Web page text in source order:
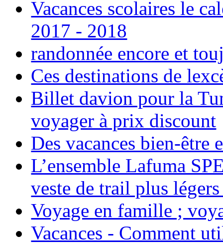
Vacances scolaires le
2017 - 2018
randonnée encore et
Ces destinations de
Billet davion pour la
voyager à prix discount
Des vacances bien-être
L’ensemble Lafuma
veste de trail plus
Voyage en famille ;
Vacances - Comment